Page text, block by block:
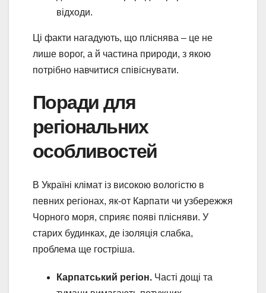
відходи.
Ці факти нагадують, що пліснява – це не
лише ворог, а й частина природи, з якою
потрібно навчитися співіснувати.
Поради для
регіональних
особливостей
В Україні клімат із високою вологістю в
певних регіонах, як-от Карпати чи узбережжя
Чорного моря, сприяє появі плісняви. У
старих будинках, де ізоляція слабка,
проблема ще гостріша.
Карпатський регіон. Часті дощі та